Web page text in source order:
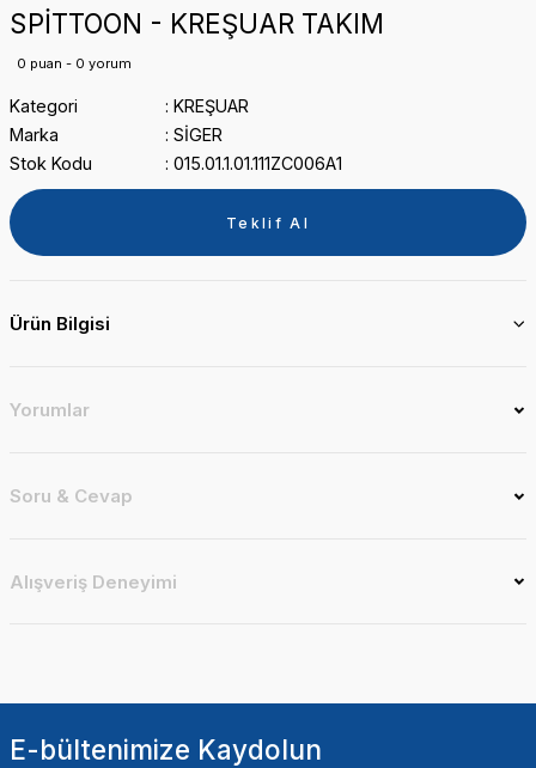
SPİTTOON - KREŞUAR TAKIM
0 puan - 0 yorum
Kategori
KREŞUAR
Marka
SİGER
Stok Kodu
015.01.1.01.111ZC006A1
Teklif Al
Ürün Bilgisi
Yorumlar
Soru & Cevap
Alışveriş Deneyimi
E-bültenimize Kaydolun